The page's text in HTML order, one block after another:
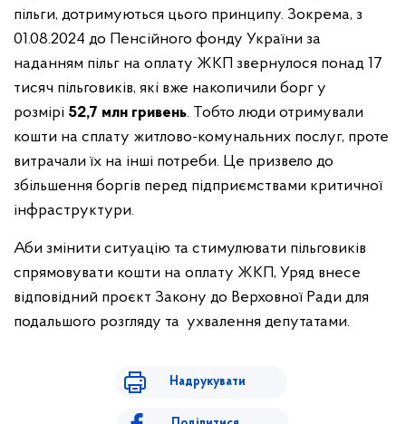
пільги, дотримуються цього принципу. Зокрема, з
01.08.2024 до Пенсійного фонду України за
наданням пільг на оплату ЖКП звернулося понад 17
тисяч пільговиків, які вже накопичили борг у
розмірі 52,7 млн гривень. Тобто люди отримували
кошти на сплату житлово-комунальних послуг, проте
витрачали їх на інші потреби. Це призвело до
збільшення боргів перед підприємствами критичної
інфраструктури.
Аби змінити ситуацію та стимулювати пільговиків
спрямовувати кошти на оплату ЖКП, Уряд внесе
відповідний проєкт Закону до Верховної Ради для
подальшого розгляду та ухвалення депутатами.
Надрукувати